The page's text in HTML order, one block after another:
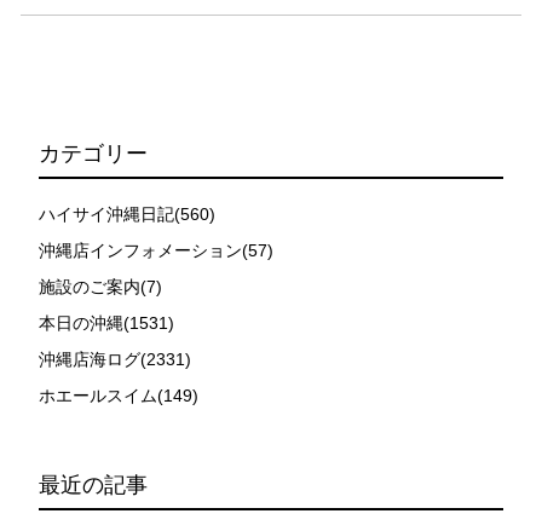
カテゴリー
ハイサイ沖縄日記(560)
沖縄店インフォメーション(57)
施設のご案内(7)
本日の沖縄(1531)
沖縄店海ログ(2331)
ホエールスイム(149)
最近の記事
ツアー当日は、ゲストの安全を最優先とし、可能な限り
スイムが実施できるよう努めます。しかし、万が一海に
った場合でも返金はいたしませんので、あらかじめご了
承ください。
5.海況について
沖縄の1月～3月は、季節的に海が穏やかな日は多くあり
ケリングを行う場合が多くなります。泳力や体力に自信
のない方、また船酔いしやすい方は、ご自身で事前に十
ツアー中に、スノーケリングやスキンダイビングの技術
が本ツアーに参加できるレベルに達していないと判断し